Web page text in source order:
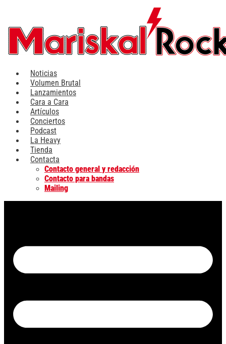
contenido
Noticias
Volumen Brutal
Lanzamientos
Cara a Cara
Artículos
Conciertos
Podcast
La Heavy
Tienda
Contacta
Contacto general y redacción
Contacto para bandas
Mailing